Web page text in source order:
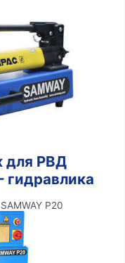
для РВД
гидравлика
P20